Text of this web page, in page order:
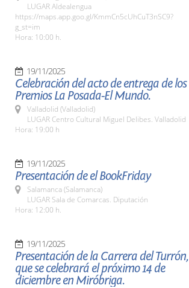
LUGAR Aldealengua
https://maps.app.goo.gl/KmmCn5cUhCuT3nSC9?
g_st=im
Hora: 10:00 h.
19/11/2025
Celebración del acto de entrega de los
Premios La Posada-El Mundo.
Valladolid (Valladolid)
LUGAR Centro Cultural Miguel Delibes. Valladolid
Hora: 19:00 h
19/11/2025
Presentación de el BookFriday
Salamanca (Salamanca)
LUGAR Sala de Comarcas. Diputación
Hora: 12:00 h.
19/11/2025
Presentación de la Carrera del Turrón,
que se celebrará el próximo 14 de
diciembre en Miróbriga.